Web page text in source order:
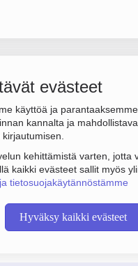
evästeet
käyttöä ja
kannalta ja
kehittämistä varten, jotta
kaikki evästeet sallit myös
tietosuojakäytännöstämme
Hyväksy kaikki evästeet
päätoimiala on Muu